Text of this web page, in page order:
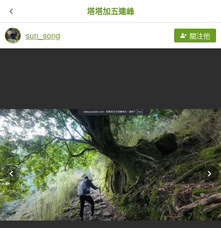
塔塔加五連峰
sun_song 關注他